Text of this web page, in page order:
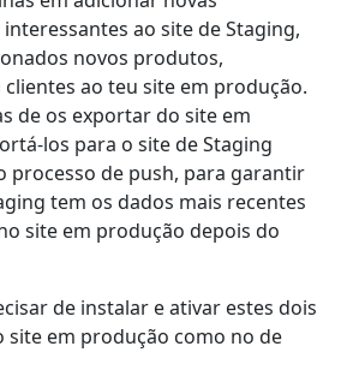
ao site de Staging,
novos produtos,
ao teu site em produção.
de os exportar do site em
los para o site de Staging
processo de push, para garantir
tem os dados mais recentes
site em produção depois do
de instalar e ativar estes dois
site em produção como no de